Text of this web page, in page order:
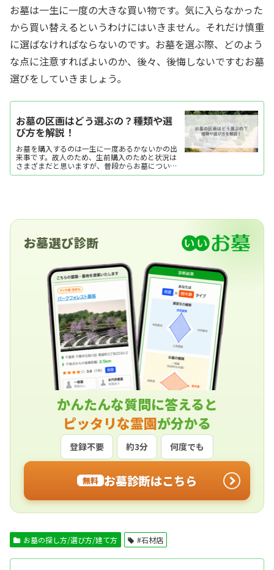
お墓は一生に一度の大きな買い物です。気に入らなかった
から買い替えるというわけにはいきません。それだけ慎重
に選ばなければならないのです。お墓を選ぶ際、どのよう
な点に注意すればよいのか、後々、後悔しないですむお墓
選びをしていきましょう。
お墓の区画はどう選ぶの？種類や選
び方を解説！
お墓を購入するのは一生に一度あるかないかの出
来事です。故人のため、生前購入のためと状況は
さまざまだと思いますが、普段からお墓について
の情報を収集している方はあまりいないのではな
お墓選び診断
かんたんな質問に答えると
ピッタリな霊園が分かる
登録不要 約3分 何度でも
無料 お墓診断はこちら
お墓の探し方/選び方/建て方 #石材店